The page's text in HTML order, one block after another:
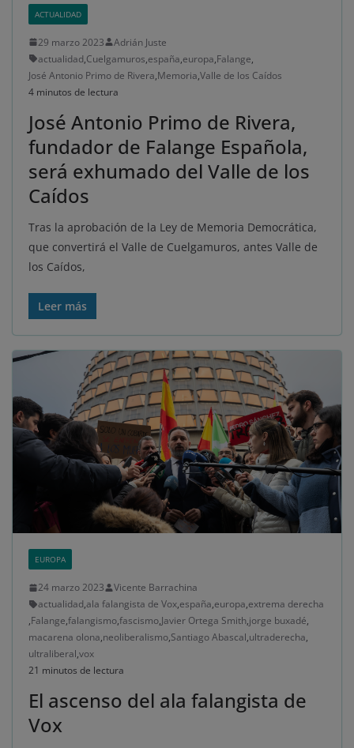
ACTUALIDAD
29 marzo 2023
Adrián Juste
actualidad,Cuelgamuros,españa,europa,Falange,
José Antonio Primo de Rivera,Memoria,Valle de los Caídos
4 minutos de lectura
José Antonio Primo de Rivera,
fundador de Falange Española,
será exhumado del Valle de los
Caídos
Tras la aprobación de la Ley de Memoria Democrática,
que convertirá el Valle de Cuelgamuros, antes Valle de
los Caídos,
Leer más
EUROPA
24 marzo 2023
Vicente Barrachina
actualidad,ala falangista de Vox,españa,europa,extrema derecha
,Falange,falangismo,fascismo,Javier Ortega Smith,jorge buxadé,
macarena olona,neoliberalismo,Santiago Abascal,ultraderecha,
ultraliberal,vox
21 minutos de lectura
El ascenso del ala falangista de
Vox